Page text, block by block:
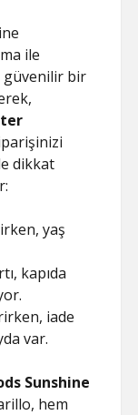
ile
güvenilir bir
dikkat
yaş
kapıda
iade
var.
Sunshine
hem